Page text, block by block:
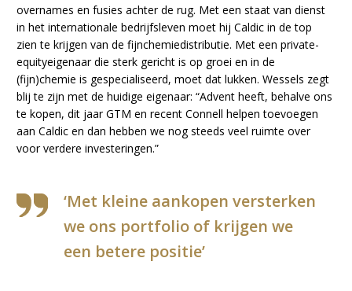
overnames en fusies achter de rug. Met een staat van dienst
in het internationale bedrijfsleven moet hij Caldic in de top
zien te krijgen van de fijnchemiedistributie. Met een private-
equityeigenaar die sterk gericht is op groei en in de
(fijn)chemie is gespecialiseerd, moet dat lukken. Wessels zegt
blij te zijn met de huidige eigenaar: “Advent heeft, behalve ons
te kopen, dit jaar GTM en recent Connell helpen toevoegen
aan Caldic en dan hebben we nog steeds veel ruimte over
voor verdere investeringen.”
‘Met kleine aankopen versterken
we ons portfolio of krijgen we
een betere positie’